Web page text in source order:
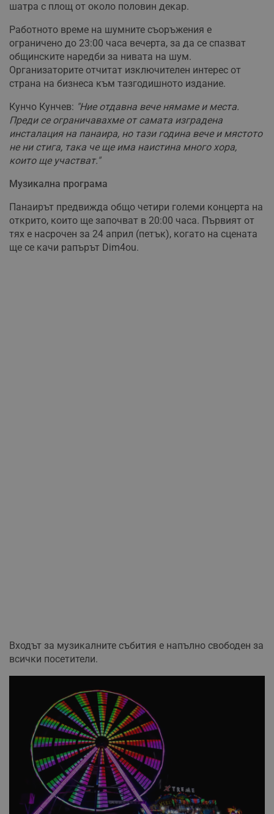
шатра с площ от около половин декар.
Работното време на шумните съоръжения е
ограничено до 23:00 часа вечерта, за да се спазват
общинските наредби за нивата на шум.
Организаторите отчитат изключителен интерес от
страна на бизнеса към тазгодишното издание.
Кунчо Кунчев: "Ние отдавна вече нямаме и места.
Преди се ограничавахме от самата изградена
инсталация на панаира, но тази година вече и мястото
не ни стига, така че ще има наистина много хора,
които ще участват."
Музикална програма
Панаирът предвижда общо четири големи концерта на
открито, които ще започват в 20:00 часа. Първият от
тях е насрочен за 24 април (петък), когато на сцената
ще се качи рапърът Dim4ou.
Входът за музикалните събития е напълно свободен за
всички посетители.